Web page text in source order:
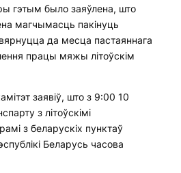
гэтым было заяўлена, што
магчымасць пакінуць
да месца пастаяннага
працы мяжы літоўскім
заявіў, што з 9:00 10
з літоўскімі
з беларускіх пунктаў
Беларусь часова